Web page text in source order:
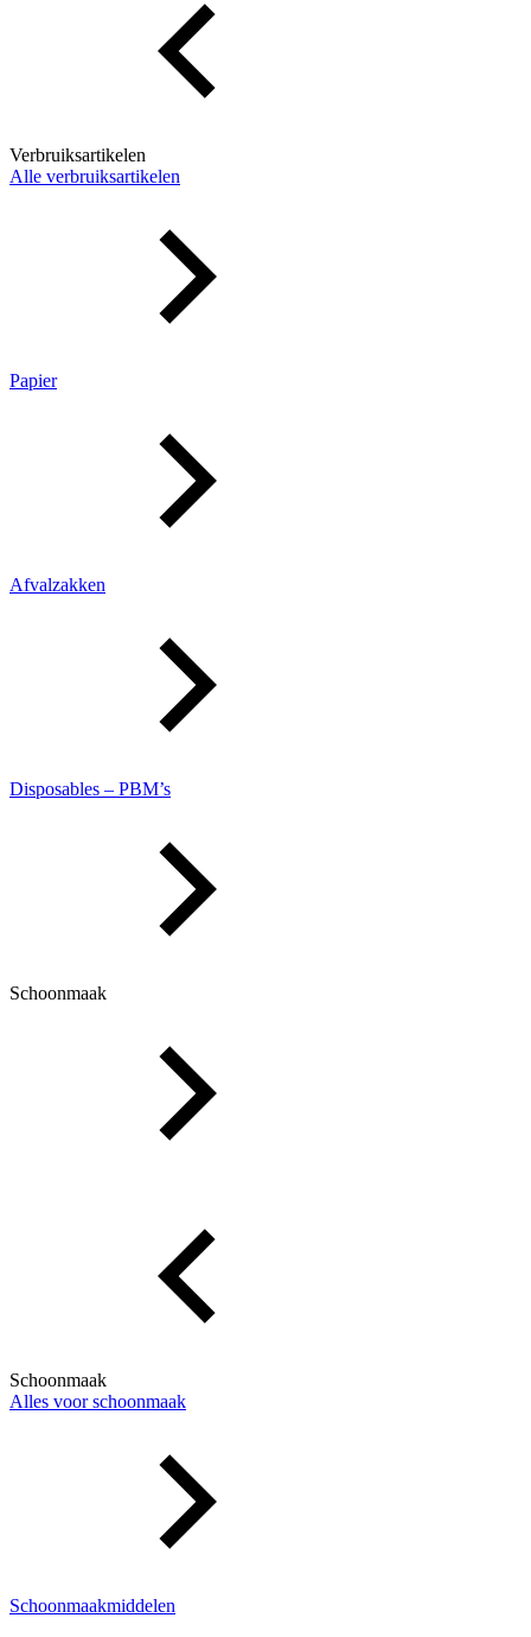
Verbruiksartikelen
Alle verbruiksartikelen
Papier
Afvalzakken
Disposables – PBM’s
Schoonmaak
Schoonmaak
Alles voor schoonmaak
Schoonmaakmiddelen